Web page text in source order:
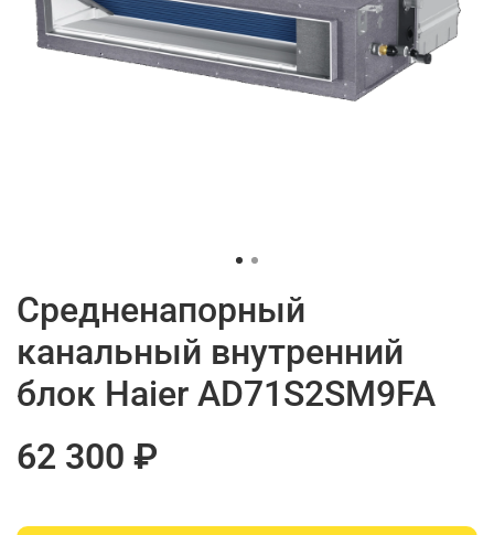
Средненапорный
канальный внутренний
блок Haier AD71S2SM9FA
62 300 ₽